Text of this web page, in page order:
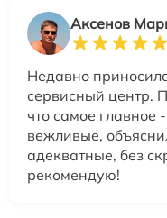
Аксенов
Недавно
сервисный центр.
что самое главное
вежливые,
адекватные, без
рекомендую!